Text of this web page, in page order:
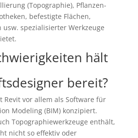
(Topographie), Pflanzen-
befestigte Flächen,
usw. spezialisierter Werkzeuge
hält
bereit?
Revit vor allem als Software für
Modeling (BIM) konzipiert.
Topographiewerkzeuge enthält,
nicht so effektiv oder